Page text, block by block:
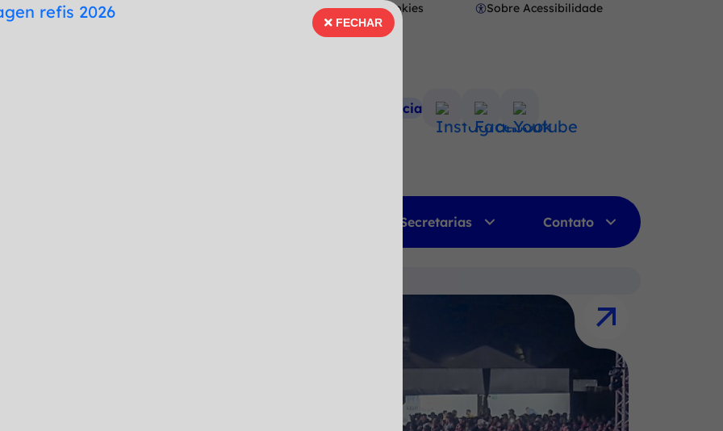
Mapa do Site Cookies
Abrir
Sobre Acessibilidade
Portal Transparência
Acessar
Social
Instagram
Acessar
a
Social
Facebook
Acessar
Social
Youtube
Secretarias Contato
FECHAR
a